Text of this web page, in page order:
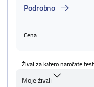
Podrobno
Cena:
Žival za katero naročate test
Moje živali